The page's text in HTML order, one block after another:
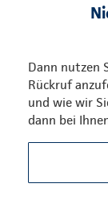
Dann nutzen
Rückruf
und wie wir
dann bei